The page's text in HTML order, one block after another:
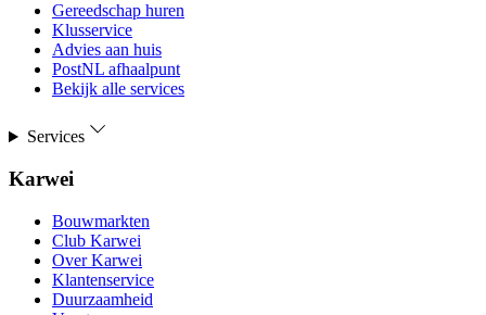
Gereedschap huren
Klusservice
Advies aan huis
PostNL afhaalpunt
Bekijk alle services
Services
Karwei
Bouwmarkten
Club Karwei
Over Karwei
Klantenservice
Duurzaamheid